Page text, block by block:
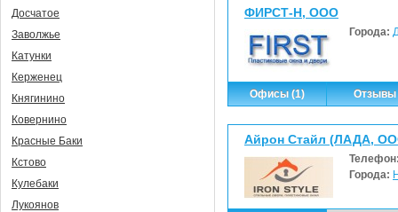
ФИРСТ-Н, ООО
Города:
Офисы (1) Отзывы
Айрон Стайл (ЛАДА,
Города:
Досчатое
Заволжье
Катунки
Керженец
Княгинино
Ковернино
Красные Баки
Кстово
Кулебаки
Лукоянов